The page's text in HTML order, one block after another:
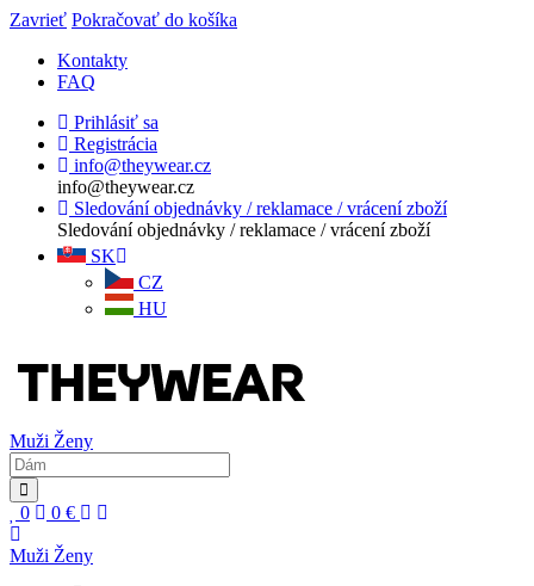
Zavrieť Pokračovať do košíka
Kontakty
FAQ
Prihlásiť sa
Registrácia
info@theywear.cz
info@theywear.cz
Sledování objednávky / reklamace / vrácení zboží
Sledování objednávky / reklamace / vrácení zboží
SK
CZ
HU
Muži Ženy
0 0 €
Muži Ženy